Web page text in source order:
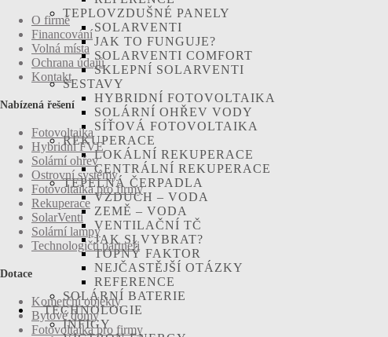
TEPLOVZDUŠNÉ PANELY
SOLARVENTI
JAK TO FUNGUJE?
SOLARVENTI COMFORT
SKLEPNÍ SOLARVENTI
SESTAVY
HYBRIDNÍ FOTOVOLTAIKA
SOLÁRNÍ OHŘEV VODY
SÍŤOVÁ FOTOVOLTAIKA
REKUPERACE
LOKÁLNÍ REKUPERACE
CENTRÁLNÍ REKUPERACE
TEPELNÁ ČERPADLA
VZDUCH – VODA
ZEMĚ – VODA
VENTILAČNÍ TČ
JAK SI VYBRAT?
TOPNÝ FAKTOR
NEJČASTĚJŠÍ OTÁZKY
REFERENCE
SOLÁRNÍ BATERIE
TECHNOLOGIE
INFIGY
O firmě
Financování
Volná místa
Ochrana údajů
Kontakt
Nabízená řešení
Fotovoltaika
Hybridní FVE
Solární ohřev
Ostrovní systémy
Fotovoltaika pro firmy
Rekuperace
SolarVenti
Solární lampy
Technologičtí partneři
Dotace
Komerční objekty
Bytové domy
Fotovoltaika pro firmy